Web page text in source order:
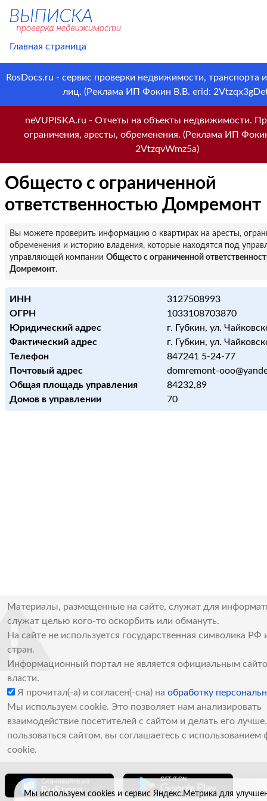
Главная страница
RosDocs.ru - сервис проверки недвижимости, транспорта
лиц. (Реклама ИП Фокин В.В. erid:
neVUPISKA.ru - Отчеты на объекты недвижимости.
ограничения, аресты, обременения. (Реклама ИП
2VtzqvWmz5a)
Общесто с ограниченной
ответственностью Домремонт
Вы можете проверить информацию о квартирах на аресты,
обременения и историю владения, которые находятся под
управляющей компании Общесто с ограниченной
Домремонт.
ИНН
3127508993
ОГРН
1033108703870
Юридический адрес
г. Губкин, ул.
Фактический адрес
г. Губкин, ул.
Телефон
847241 5-24-77
Почтовый адрес
domremont-
Общая площадь управления
84232,89
Домов в управлении
70
Материалы, размещенные на сайте, служат для
служат целью кого-то оскорбить или обмануть.
На сайте не используется государственная символика РФ
стран.
Информационный портал не является официальным
власти.
Я прочитал(-а) и согласен(-сна) на обработку
Мы используем cookie. Это позволяет нам анализировать
взаимодействие посетителей с сайтом и делать его
пользоваться сайтом, вы соглашаетесь с использованием
cookie.
Мы используем cookies и сервис Яндекс.Метрика для